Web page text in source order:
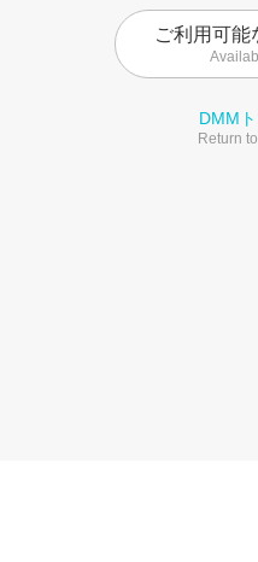
ご利用可能
DMM
Return